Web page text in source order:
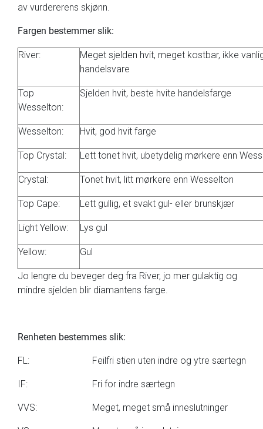
av vurdererens skjønn.
Fargen bestemmer slik:
River:
Meget sjelden hvit, meget kostbar, ikke
handelsvare
Top
Wesselton:
Sjelden hvit, beste hvite handelsfarge
Wesselton: Hvit, god hvit farge
Top Crystal: Lett tonet hvit, ubetydelig mørkere enn
Crystal: Tonet hvit, litt mørkere enn Wesselton
Top Cape: Lett gullig, et svakt gul- eller brunskjær
Light Yellow: Lys gul
Yellow: Gul
Jo lengre du beveger deg fra River, jo mer gulaktig og
mindre sjelden blir diamantens farge.
Renheten bestemmes slik:
FL: Feilfri stien uten indre og ytre særtegn
IF: Fri for indre særtegn
VVS: Meget, meget små inneslutninger